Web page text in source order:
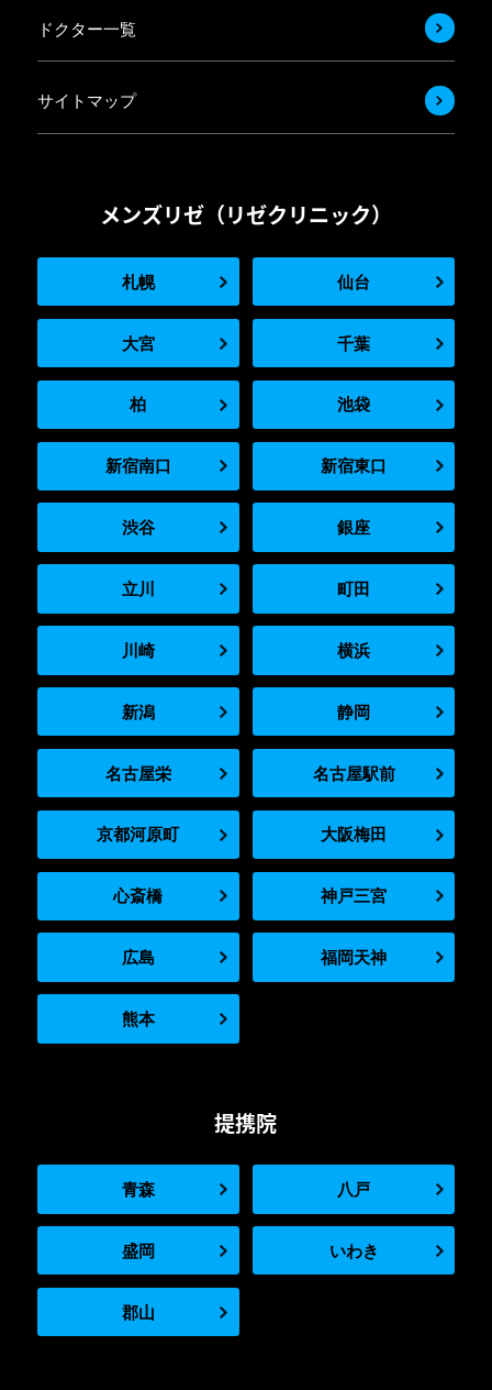
ドクター一覧
サイトマップ
メンズリゼ（リゼクリニック）
札幌 仙台
大宮 千葉
柏 池袋
新宿南口 新宿東口
渋谷 銀座
立川 町田
川崎 横浜
新潟 静岡
名古屋栄 名古屋駅前
京都河原町 大阪梅田
心斎橋 神戸三宮
広島 福岡天神
熊本
提携院
青森 八戸
盛岡 いわき
郡山